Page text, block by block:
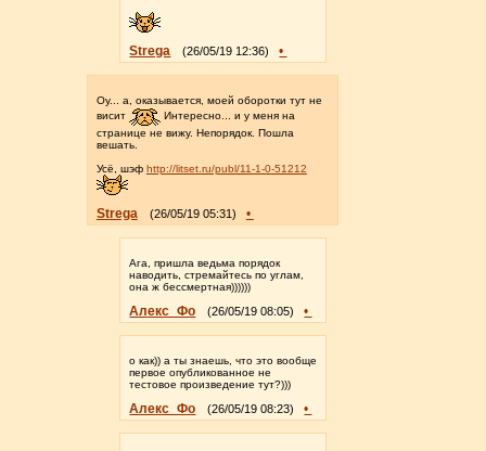
Strega (26/05/19 12:36) •
Оу... а, оказывается, моей оборотки тут не
висит
Интересно... и у меня на
странице не вижу. Непорядок. Пошла
вешать.
Усё, шэф http://litset.ru/publ/11-1-0-51212
Strega (26/05/19 05:31) •
Ага, пришла ведьма порядок
наводить, стремайтесь по углам,
она ж бессмертная))))))
Алекс_Фо (26/05/19 08:05) •
о как)) а ты знаешь, что это вообще
первое опубликованное не
тестовое произведение тут?)))
Алекс_Фо (26/05/19 08:23) •